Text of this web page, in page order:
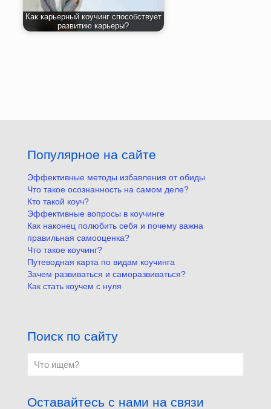
Как карьерный коучинг способствует
развитию карьеры?
Популярное на сайте
Эффективные методы избавления от обиды
Что такое осознанность на самом деле?
Кто такой коуч?
Эффективные вопросы в коучинге
Как наконец полюбить себя и почему важна
правильная самооценка?
Что такое коучинг?
Путеводная карта по видам коучинга
Зачем развиваться и саморазвиваться?
Как стать коучем с нуля
Поиск по сайту
Оставайтесь с нами на связи